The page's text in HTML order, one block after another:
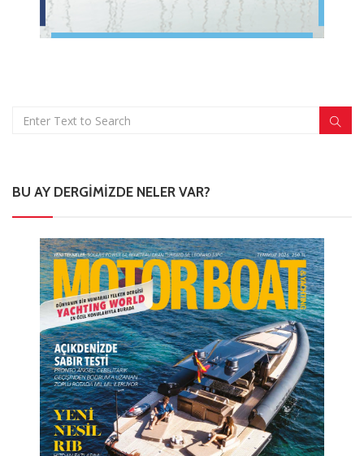
BU AY DERGIMIZDE NELER VAR?